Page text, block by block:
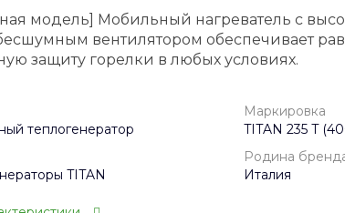
модель] Мобильный нагреватель с
вентилятором обеспечивает
защиту горелки в любых условиях.
теплогенератор
Маркировка
TITAN 235 T
TITAN
Родина
Италия